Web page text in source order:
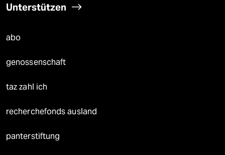
Unterstützen
abo
genossenschaft
taz zahl ich
recherchefonds ausland
panterstiftung